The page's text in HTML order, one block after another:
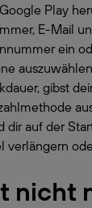
Play
E-Mail
ein
gibst
dir auf der
verlängern
nicht